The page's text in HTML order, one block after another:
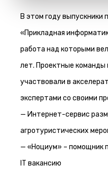
В этом году выпускники
«Прикладная
работа над которыми
лет. Проектные команды
участвовали в
экспертами со своими
— Интернет-сервис
агротуристических
— «Ноциум» – помощник
IT вакансию